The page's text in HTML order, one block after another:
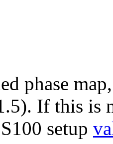
phase
If this is
setup